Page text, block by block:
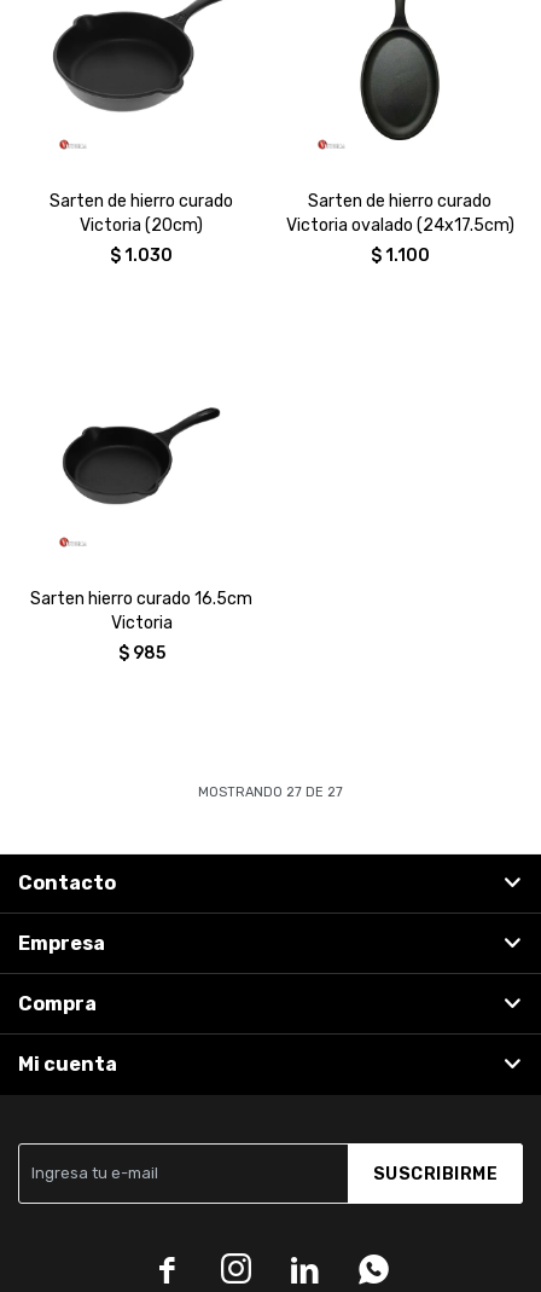
Sarten de hierro curado
Victoria (20cm)
$1.030
Sarten de hierro curado
Victoria ovalado (24x17.5cm)
$ 1.100
Sarten hierro curado 16.5cm
Victoria
$ 985
MOSTRANDO 27 DE 27
SUSCRIBIRME
   
Contacto
Empresa
Compra
Mi cuenta